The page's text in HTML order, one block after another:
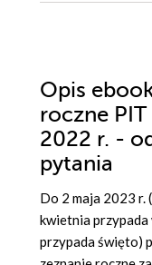
Opis
roczne
2022 r. -
pytania
Do 2 maja 2023 r.
kwietnia przypada
przypada święto)